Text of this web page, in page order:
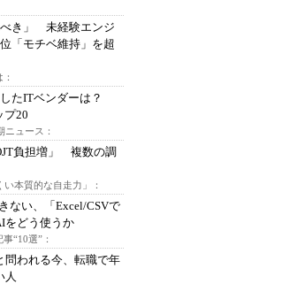
き」 未経験エンジ
「モチベ維持」を超
たITベンダーは？
プ20
ュース：
負担増」 複数の調
本質的な自走力」：
ない、「Excel/CSVで
をどう使うか
“10選”：
問われる今、転職で年
人